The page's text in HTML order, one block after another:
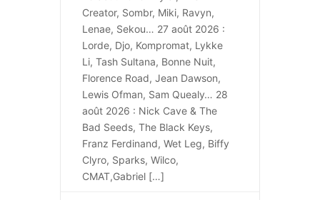
Creator, Sombr, Miki, Ravyn,
Lenae, Sekou… 27 août 2026 :
Lorde, Djo, Kompromat, Lykke
Li, Tash Sultana, Bonne Nuit,
Florence Road, Jean Dawson,
Lewis Ofman, Sam Quealy… 28
août 2026 : Nick Cave & The
Bad Seeds, The Black Keys,
Franz Ferdinand, Wet Leg, Biffy
Clyro, Sparks, Wilco,
CMAT,Gabriel […]